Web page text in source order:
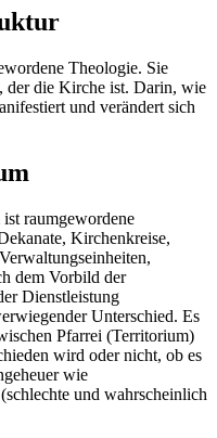
Theologie. Sie
der die Kirche ist. Darin, wie
und verändert sich
raumgewordene
Kirchenkreise,
dem Vorbild der
Dienstleistung
Unterschied. Es
Pfarrei (Territorium)
wird oder nicht, ob es
wie
und wahrscheinlich